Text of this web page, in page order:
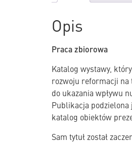
Opis
Praca zbiorowa
Katalog wystawy,
rozwoju reformacji
do ukazania wpływu
Publikacja podzielona
katalog obiektów
Sam tytuł został